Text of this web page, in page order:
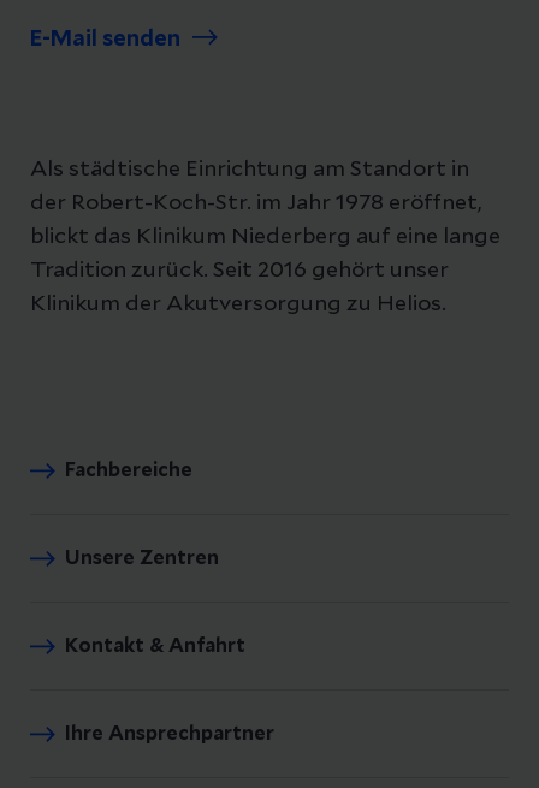
E-Mail senden
Als städtische Einrichtung am Standort in
der Robert-Koch-Str. im Jahr 1978 eröffnet,
blickt das Klinikum Niederberg auf eine lange
Tradition zurück. Seit 2016 gehört unser
Klinikum der Akutversorgung zu Helios.
Fachbereiche
Unsere Zentren
Kontakt & Anfahrt
Ihre Ansprechpartner